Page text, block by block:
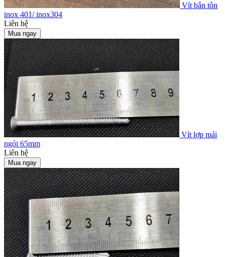
Vít bắn tôn
inox 401/ inox304
Liên hệ
Mua ngay
Vít lợp mái
ngói 65mm
Liên hệ
Mua ngay